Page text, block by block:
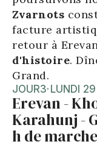
Zvarnots
facture
retour à
d'histoire.
Grand.
JOUR3· LUNDI
Erevan -
Karahunj -
h de